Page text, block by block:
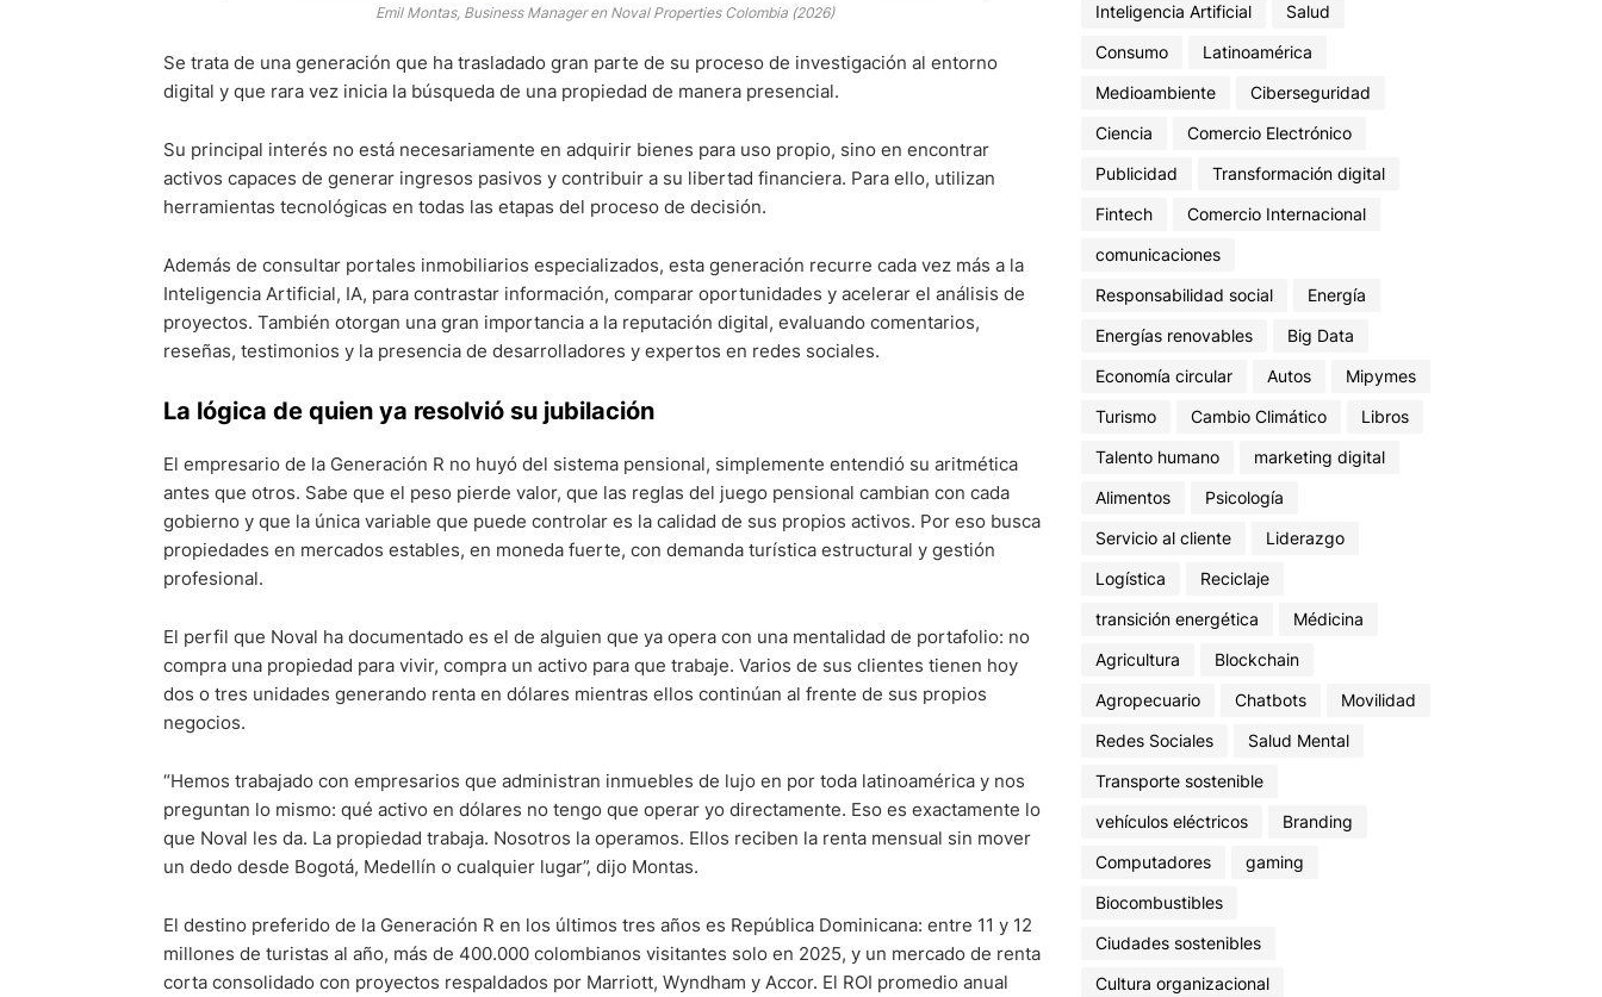
Emil Montas, Business Manager en Noval Properties Colombia (2026)
Se trata de una generación que ha trasladado gran parte de su proceso de investigación al entorno
digital y que rara vez inicia la búsqueda de una propiedad de manera presencial.
Su principal interés no está necesariamente en adquirir bienes para uso propio, sino en encontrar
activos capaces de generar ingresos pasivos y contribuir a su libertad financiera. Para ello, utilizan
herramientas tecnológicas en todas las etapas del proceso de decisión.
Además de consultar portales inmobiliarios especializados, esta generación recurre cada vez más a la
Inteligencia Artificial, IA, para contrastar información, comparar oportunidades y acelerar el análisis de
proyectos. También otorgan una gran importancia a la reputación digital, evaluando comentarios,
reseñas, testimonios y la presencia de desarrolladores y expertos en redes sociales.
La lógica de quien ya resolvió su jubilación
El empresario de la Generación R no huyó del sistema pensional, simplemente entendió su aritmética
antes que otros. Sabe que el peso pierde valor, que las reglas del juego pensional cambian con cada
gobierno y que la única variable que puede controlar es la calidad de sus propios activos. Por eso busca
propiedades en mercados estables, en moneda fuerte, con demanda turística estructural y gestión
profesional.
El perfil que Noval ha documentado es el de alguien que ya opera con una mentalidad de portafolio: no
compra una propiedad para vivir, compra un activo para que trabaje. Varios de sus clientes tienen hoy
dos o tres unidades generando renta en dólares mientras ellos continúan al frente de sus propios
negocios.
“Hemos trabajado con empresarios que administran inmuebles de lujo en por toda latinoamérica y nos
preguntan lo mismo: qué activo en dólares no tengo que operar yo directamente. Eso es exactamente lo
que Noval les da. La propiedad trabaja. Nosotros la operamos. Ellos reciben la renta mensual sin mover
un dedo desde Bogotá, Medellín o cualquier lugar”, dijo Montas.
El destino preferido de la Generación R en los últimos tres años es República Dominicana: entre 11 y 12
millones de turistas al año, más de 400.000 colombianos visitantes solo en 2025, y un mercado de renta
corta consolidado con proyectos respaldados por Marriott, Wyndham y Accor. El ROI promedio anual
Inteligencia Artificial
Salud
Consumo
Latinoamérica
Medioambiente
Ciberseguridad
Ciencia
Comercio Electrónico
Publicidad
Transformación digital
Fintech
Comercio Internacional
comunicaciones
Responsabilidad social
Energía
Energías renovables
Big Data
Economía circular
Autos
Mipymes
Turismo
Cambio Climático
Libros
Talento humano
marketing digital
Alimentos
Psicología
Servicio al cliente
Liderazgo
Logística
Reciclaje
transición energética
Médicina
Agricultura
Blockchain
Agropecuario
Chatbots
Movilidad
Redes Sociales
Salud Mental
Transporte sostenible
vehículos eléctricos
Branding
Computadores
gaming
Biocombustibles
Ciudades sostenibles
Cultura organizacional